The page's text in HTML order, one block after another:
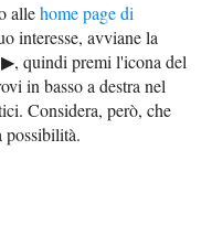
allehome page di
interesse, avviane la
quindi premi l'icona del
in basso a destra nel
Considera, però, che
possibilità.